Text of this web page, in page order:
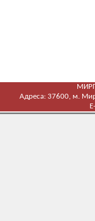
Адреса: 37600, м.